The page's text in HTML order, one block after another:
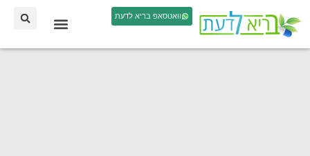
וואטסאפ בריא לדעת